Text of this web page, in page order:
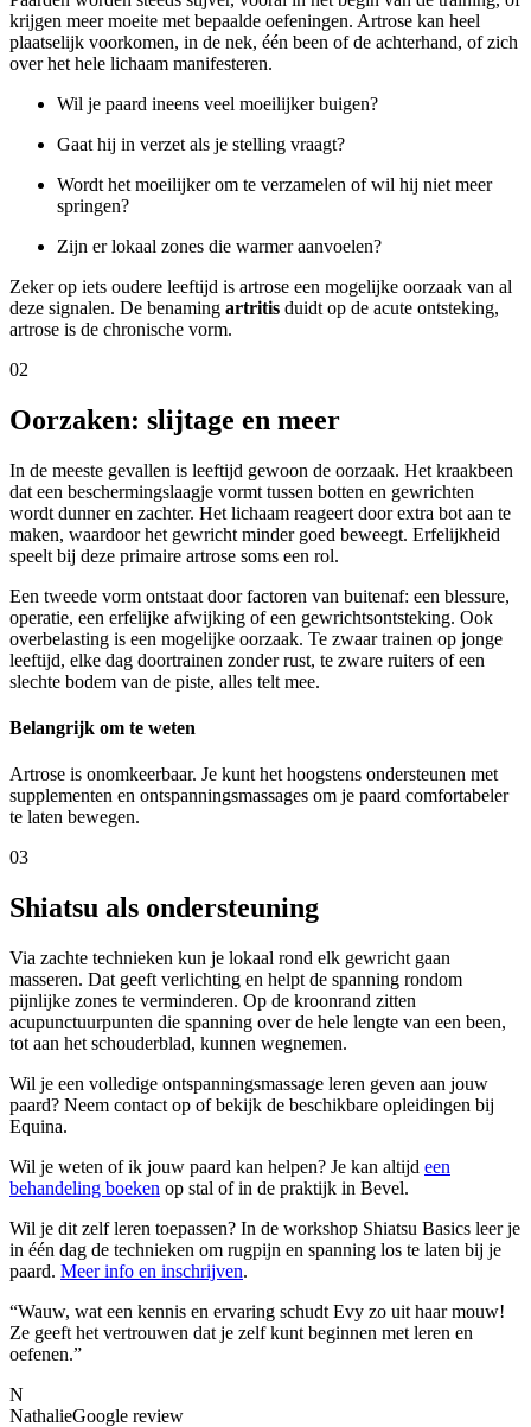
krijgen meer moeite met bepaalde oefeningen. Artrose kan heel
plaatselijk voorkomen, in de nek, één been of de achterhand, of zich
over het hele lichaam manifesteren.
Wil je paard ineens veel moeilijker buigen?
Gaat hij in verzet als je stelling vraagt?
Wordt het moeilijker om te verzamelen of wil hij niet meer
springen?
Zijn er lokaal zones die warmer aanvoelen?
Zeker op iets oudere leeftijd is artrose een mogelijke oorzaak van al
deze signalen. De benaming artritis duidt op de acute ontsteking,
artrose is de chronische vorm.
02
Oorzaken: slijtage en meer
In de meeste gevallen is leeftijd gewoon de oorzaak. Het kraakbeen
dat een beschermingslaagje vormt tussen botten en gewrichten
wordt dunner en zachter. Het lichaam reageert door extra bot aan te
maken, waardoor het gewricht minder goed beweegt. Erfelijkheid
speelt bij deze primaire artrose soms een rol.
Een tweede vorm ontstaat door factoren van buitenaf: een blessure,
operatie, een erfelijke afwijking of een gewrichtsontsteking. Ook
overbelasting is een mogelijke oorzaak. Te zwaar trainen op jonge
leeftijd, elke dag doortrainen zonder rust, te zware ruiters of een
slechte bodem van de piste, alles telt mee.
Belangrijk om te weten
Artrose is onomkeerbaar. Je kunt het hoogstens ondersteunen met
supplementen en ontspanningsmassages om je paard comfortabeler
te laten bewegen.
03
Shiatsu als ondersteuning
Via zachte technieken kun je lokaal rond elk gewricht gaan
masseren. Dat geeft verlichting en helpt de spanning rondom
pijnlijke zones te verminderen. Op de kroonrand zitten
acupunctuurpunten die spanning over de hele lengte van een been,
tot aan het schouderblad, kunnen wegnemen.
Wil je een volledige ontspanningsmassage leren geven aan jouw
paard? Neem contact op of bekijk de beschikbare opleidingen bij
Equina.
Wil je weten of ik jouw paard kan helpen? Je kan altijd een
behandeling boeken op stal of in de praktijk in Bevel.
Wil je dit zelf leren toepassen? In de workshop Shiatsu Basics leer je
in één dag de technieken om rugpijn en spanning los te laten bij je
paard. Meer info en inschrijven.
“Wauw, wat een kennis en ervaring schudt Evy zo uit haar mouw!
Ze geeft het vertrouwen dat je zelf kunt beginnen met leren en
oefenen.”
N
NathalieGoogle review